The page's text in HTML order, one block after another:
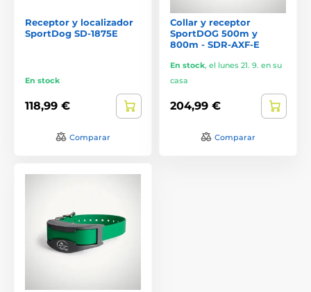
Receptor y localizador
SportDog SD-1875E
En stock
118,99 €
Comparar
Collar y receptor
SportDOG 500m y
800m - SDR-AXF-E
En stock, el lunes 21. 9. en su
casa
204,99 €
Comparar